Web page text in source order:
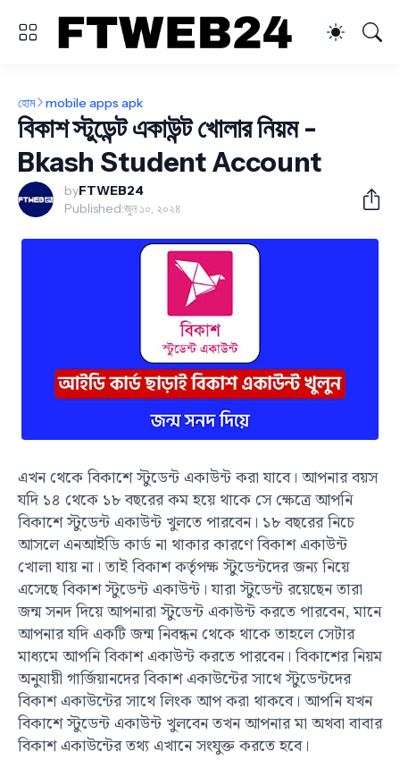
হোম mobile apps apk
বিকাশ স্টুডেন্ট একাউন্ট খোলার নিয়ম -
Bkash Student Account
byFTWEB24
Published:জুন ১০, ২০২৪
এখন থেকে বিকাশে স্টুডেন্ট একাউন্ট করা যাবে। আপনার বয়স
যদি ১৪ থেকে ১৮ বছরের কম হয়ে থাকে সে ক্ষেত্রে আপনি
বিকাশে স্টুডেন্ট একাউন্ট খুলতে পারবেন। ১৮ বছরের নিচে
আসলে এনআইডি কার্ড না থাকার কারণে বিকাশ একাউন্ট
খোলা যায় না। তাই বিকাশ কর্তৃপক্ষ স্টুডেন্টদের জন্য নিয়ে
এসেছে বিকাশ স্টুডেন্ট একাউন্ট। যারা স্টুডেন্ট রয়েছেন তারা
জন্ম সনদ দিয়ে আপনারা স্টুডেন্ট একাউন্ট করতে পারবেন, মানে
আপনার যদি একটি জন্ম নিবন্ধন থেকে থাকে তাহলে সেটার
মাধ্যমে আপনি বিকাশ একাউন্ট করতে পারবেন। বিকাশের নিয়ম
অনুযায়ী গার্জিয়ানদের বিকাশ একাউন্টের সাথে স্টুডেন্টদের
বিকাশ একাউন্টের সাথে লিংক আপ করা থাকবে। আপনি যখন
বিকাশে স্টুডেন্ট একাউন্ট খুলবেন তখন আপনার মা অথবা বাবার
বিকাশ একাউন্টের তথ্য এখানে সংযুক্ত করতে হবে।